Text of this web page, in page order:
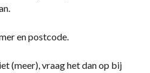
en postcode.
(meer), vraag het dan op bij